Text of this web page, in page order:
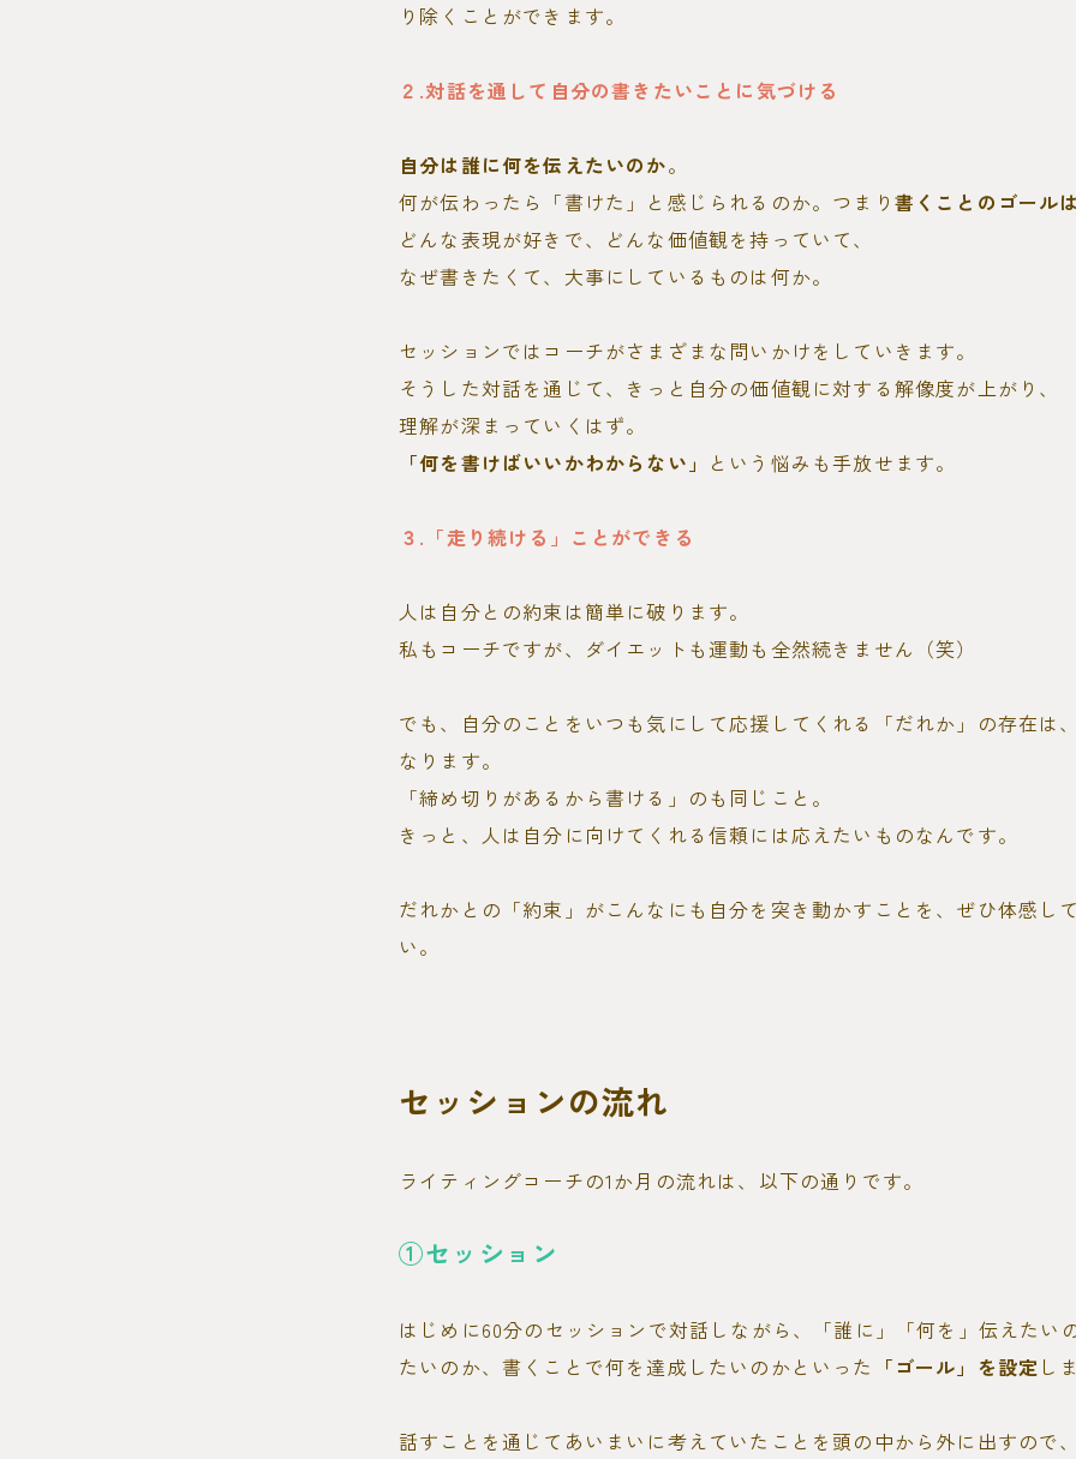
り除くことができます。
２.対話を通して自分の書きたいことに気づける
自分は誰に何を伝えたいのか。
何が伝わったら「書けた」と感じられるのか。つまり 書くことのゴール
どんな表現が好きで、どんな価値観を持っていて、
なぜ書きたくて、大事にしているものは何か。
セッションではコーチがさまざまな問いかけをしていきます。
そうした対話を通じて、きっと自分の価値観に対する解像度が上がり、
理解が深まっていくはず。
「何を書けばいいかわからない」 という悩みも手放せます。
３.「走り続ける」ことができる
人は自分との約束は簡単に破ります。
私もコーチですが、ダイエットも運動も全然続きません（笑）
でも、自分のことをいつも気にして応援してくれる「だれか」の存在は
なります。
「締め切りがあるから書ける」のも同じこと。
きっと、人は自分に向けてくれる信頼には応えたいものなんです。
だれかとの「約束」がこんなにも自分を突き動かすことを、ぜひ体感し
い。
セッションの流れ
ライティングコーチの1か月の流れは、以下の通りです。
①セッション
はじめに60分のセッションで対話しながら、「誰に」「何を」伝えたい
たいのか、書くことで何を達成したいのかといった 「ゴール」を設定 し
話すことを通じてあいまいに考えていたことを頭の中から外に出すので、